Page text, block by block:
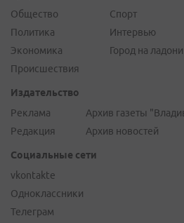
Общество
Политика
Экономика
Происшествия
Спорт
Интервью
Город на ладони
Издательство
Реклама
Редакция
Архив газеты
Архив новостей
Социальные сети
vkontakte
Одноклассники
Телеграм